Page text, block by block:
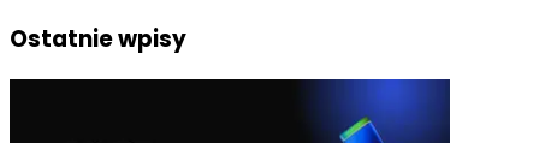
Ostatnie wpisy